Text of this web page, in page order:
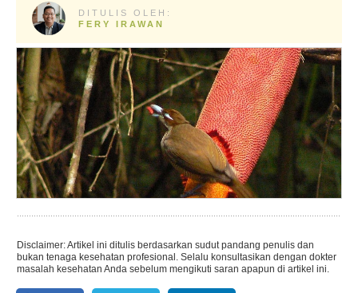
DITULIS OLEH:
FERY IRAWAN
Disclaimer: Artikel ini ditulis berdasarkan sudut pandang penulis dan
bukan tenaga kesehatan profesional. Selalu konsultasikan dengan dokter
masalah kesehatan Anda sebelum mengikuti saran apapun di artikel ini.